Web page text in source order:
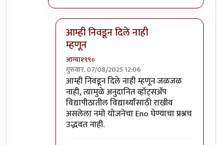
आम्ही निवडून दिले नाही
म्हणून
आग्या१९९०
गुरुवार, 07/08/2025 12:06
In reply toकिती ती जळजळ?byसुबोध खरे
आम्ही निवडून दिले नाही म्हणून जळजळ
नाही, त्यामुळे अनुदानित व्हॉट्सॲप
विद्यापीठातील विद्यार्थ्यांसाठी राखीव
असलेला नमो योजनेचा Eno घेण्याचा प्रश्नच
उद्भवत नाही.